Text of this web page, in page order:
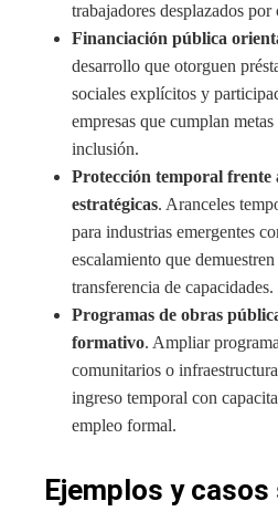
trabajadores desplazados
Financiación pública
desarrollo que otorguen
sociales explícitos y
empresas que cumplan
inclusión.
Protección temporal frente
estratégicas. Aranceles
para industrias emergentes
escalamiento que
transferencia de capacidades.
Programas de obras
formativo. Ampliar
comunitarios o
ingreso temporal con
empleo formal.
Ejemplos y